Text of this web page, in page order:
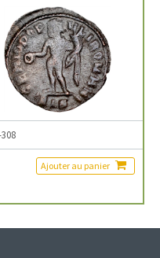
Ajouter au panier